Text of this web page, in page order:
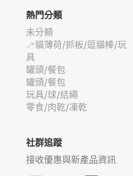
熱門分類
未分類
🦯貓薄荷/抓板/逗貓棒/玩
具
罐頭/餐包
罐頭/餐包
玩具/球/結繩
零食/肉乾/凍乾
社群追蹤
接收優惠與新產品資訊